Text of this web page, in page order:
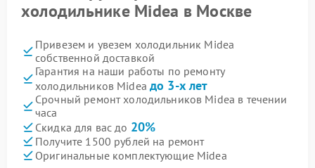
холодильнике Midea в Москве
Привезем и увезем холодильник Midea
собственной доставкой
Гарантия на наши работы по ремонту
холодильников Mideaдо 3-х лет
Срочный ремонт холодильников Midea в течении
часа
Скидка для вас до 20%
Получите 1500 рублей на ремонт
Оригинальные комплектующие Midea